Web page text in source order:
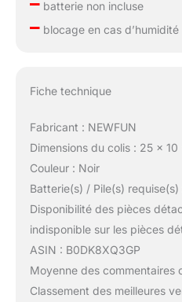
batterie non incluse
–blocage en cas d’humidité
Fiche technique
Fabricant : NEWFUN
Dimensions du colis : 25 x
Couleur : Noir
Batterie(s) / Pile(s) requise(s)
Disponibilité des pièces
indisponible sur les pièces
ASIN : B0DK8XQ3GP
Moyenne des commentaires
Classement des meilleures